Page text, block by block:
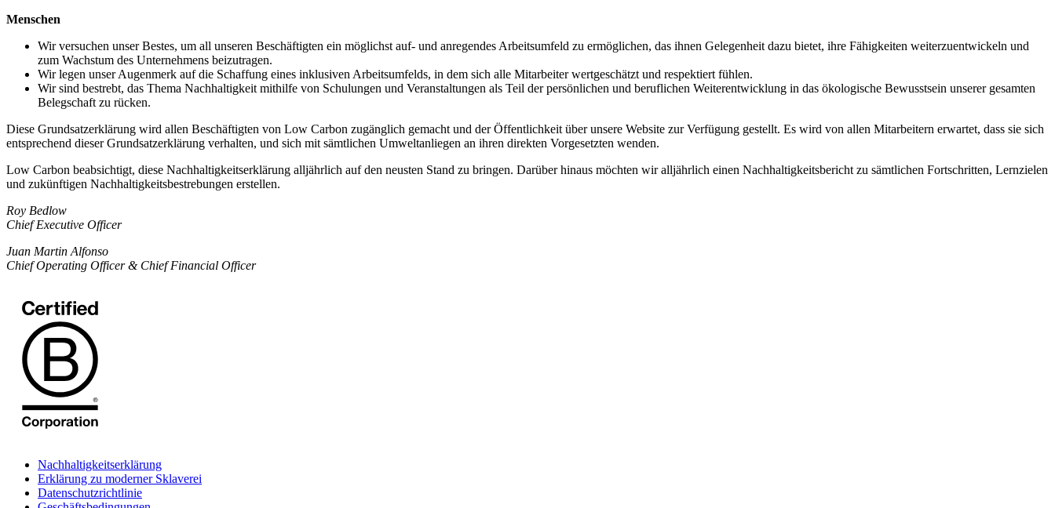
Menschen
Wir versuchen unser Bestes, um all unseren Beschäftigten ein möglichst auf- und anregendes Arbeitsumfeld zu ermöglichen, das ihnen Gelegenheit dazu bietet, ihre Fähigkeiten weiterzuentwickeln und
zum Wachstum des Unternehmens beizutragen.
Wir legen unser Augenmerk auf die Schaffung eines inklusiven Arbeitsumfelds, in dem sich alle Mitarbeiter wertgeschätzt und respektiert fühlen.
Wir sind bestrebt, das Thema Nachhaltigkeit mithilfe von Schulungen und Veranstaltungen als Teil der persönlichen und beruflichen Weiterentwicklung in das ökologische Bewusstsein unserer gesamten
Belegschaft zu rücken.
Diese Grundsatzerklärung wird allen Beschäftigten von Low Carbon zugänglich gemacht und der Öffentlichkeit über unsere Website zur Verfügung gestellt. Es wird von allen Mitarbeitern erwartet, dass sie sich
entsprechend dieser Grundsatzerklärung verhalten, und sich mit sämtlichen Umweltanliegen an ihren direkten Vorgesetzten wenden.
Low Carbon beabsichtigt, diese Nachhaltigkeitserklärung alljährlich auf den neusten Stand zu bringen. Darüber hinaus möchten wir alljährlich einen Nachhaltigkeitsbericht zu sämtlichen Fortschritten, Lernzielen
und zukünftigen Nachhaltigkeitsbestrebungen erstellen.
Roy Bedlow
Chief Executive Officer
Juan Martin Alfonso
Chief Operating Officer & Chief Financial Officer
Nachhaltigkeitserklärung
Erklärung zu moderner Sklaverei
Datenschutzrichtlinie